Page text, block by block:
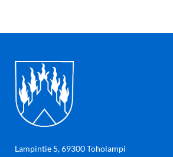
Lampintie 5, 69300 Toholampi